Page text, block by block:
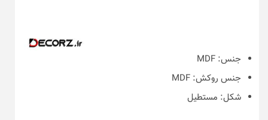
جنس: MDF
جنس روکش: MDF
شکل: مستطیل